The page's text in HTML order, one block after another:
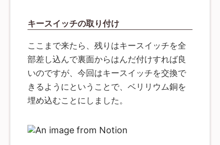
キースイッチの取り付け
ここまで来たら、残りはキースイッチを全
部差し込んで裏面からはんだ付けすれば良
いのですが、今回はキースイッチを交換で
きるようにということで、ベリリウム銅を
埋め込むことにしました。